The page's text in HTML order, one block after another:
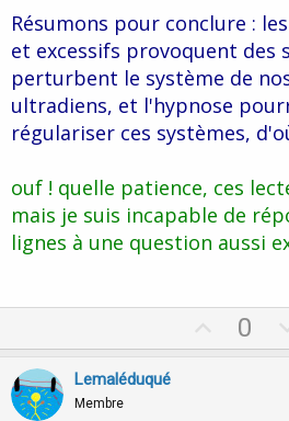
Résumons pour conclure :
et excessifs provoquent des
perturbent le système de
ultradiens, et l'hypnose
régulariser ces systèmes,
ouf ! quelle patience, ces
mais je suis incapable de
lignes à une question aussi
p
0
Lemaléduqué
Membre